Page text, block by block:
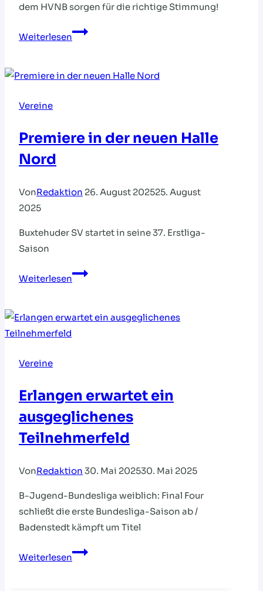
dem HVNB sorgen für die richtige Stimmung!
Weiterlesen
Geballte
am
„Hölle
Vereine
Premiere in der neuen Halle
Nord
VonRedaktion 26. August 202525. August
2025
Buxtehuder SV startet in seine 37. Erstliga-
Saison
Weiterlesen
Premiere
neuen
Vereine
Erlangen erwartet ein
ausgeglichenes
Teilnehmerfeld
VonRedaktion 30. Mai 202530. Mai 2025
B-Jugend-Bundesliga weiblich: Final Four
schließt die erste Bundesliga-Saison ab /
Badenstedt kämpft um Titel
Weiterlesen
Erlangen